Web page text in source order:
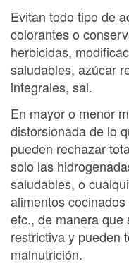
Evitan todo tipo de
colorantes o
herbicidas,
saludables, azúcar
integrales, sal.
En mayor o menor
distorsionada de lo
pueden rechazar
solo las
saludables, o
alimentos
etc., de manera
restrictiva y pueden
malnutrición.